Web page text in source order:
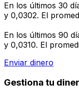
En los últimos 30
y 0,0302. El
En los últimos 90
y 0,0310. El
Enviar dinero
Gestiona tu